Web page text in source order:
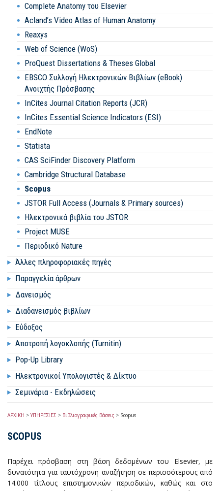
Complete Anatomy του Elsevier
Acland’s Video Atlas of Human Anatomy
Reaxys
Web of Science (WoS)
ProQuest Dissertations & Theses Global
EBSCO Συλλογή Ηλεκτρονικών Βιβλίων (eBook)
Ανοιχτής Πρόσβασης
InCites Journal Citation Reports (JCR)
InCites Essential Science Indicators (ESI)
EndNote
Statista
CAS SciFinder Discovery Platform
Cambridge Structural Database
Scopus
JSTOR Full Access (Journals & Primary sources)
Hλεκτρονικά βιβλία του JSTOR
Project MUSE
Περιοδικό Nature
Άλλες πληροφοριακές πηγές
Παραγγελία άρθρων
Δανεισμός
Διαδανεισμός βιβλίων
Εύδοξος
Αποτροπή λογοκλοπής (Turnitin)
Pop-Up Library
Ηλεκτρονικοί Υπολογιστές & Δίκτυο
Σεμινάρια - Εκδηλώσεις
ΑΡΧΙΚΗ > ΥΠΗΡΕΣΙΕΣ > Βιβλιογραφικές Βάσεις > Scopus
SCOPUS
Παρέχει πρόσβαση στη βάση δεδομένων του Elsevier, με
δυνατότητα για ταυτόχρονη αναζήτηση σε περισσότερους από
14.000 τίτλους επιστημονικών περιοδικών, καθώς και στο